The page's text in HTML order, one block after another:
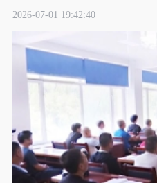
2026-07-01 19:42:40